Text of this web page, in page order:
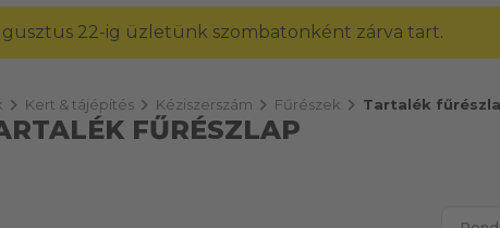
22-ig üzletünk szombatonként zárva tart.
chevron_right Kert & tájépítés chevron_right Kéziszerszám chevron_right Fűrészek chevron_right Tartalék
FŰRÉSZLAP